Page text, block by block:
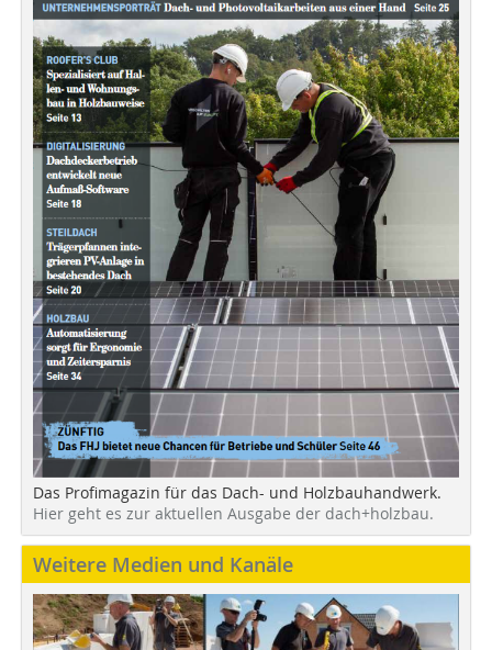
Das Profimagazin für das Dach- und Holzbauhandwerk.
Hier geht es zur aktuellen Ausgabe der dach+holzbau.
Weitere Medien und Kanäle